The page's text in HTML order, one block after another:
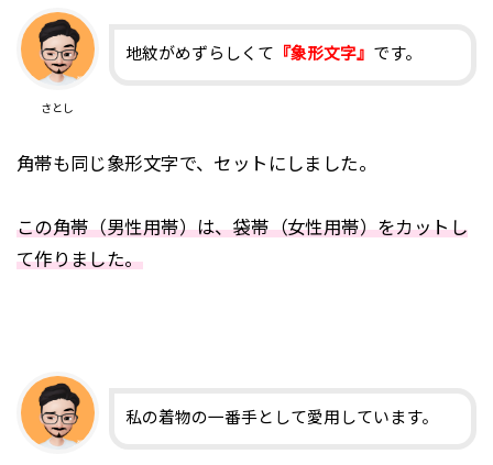
さとし
地紋がめずらしくて 『象形文字』 です。
角帯も同じ象形文字で、セットにしました。
この角帯（男性用帯）は、袋帯（女性用帯）をカットし
て作りました。
私の着物の一番手として愛用しています。